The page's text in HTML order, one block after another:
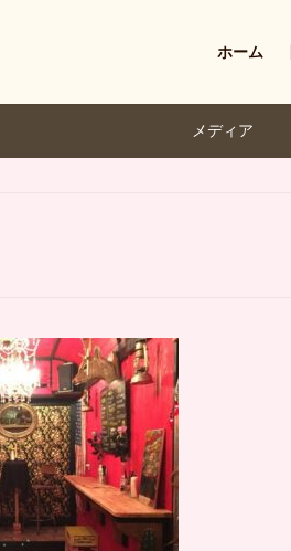
ホーム
メディア